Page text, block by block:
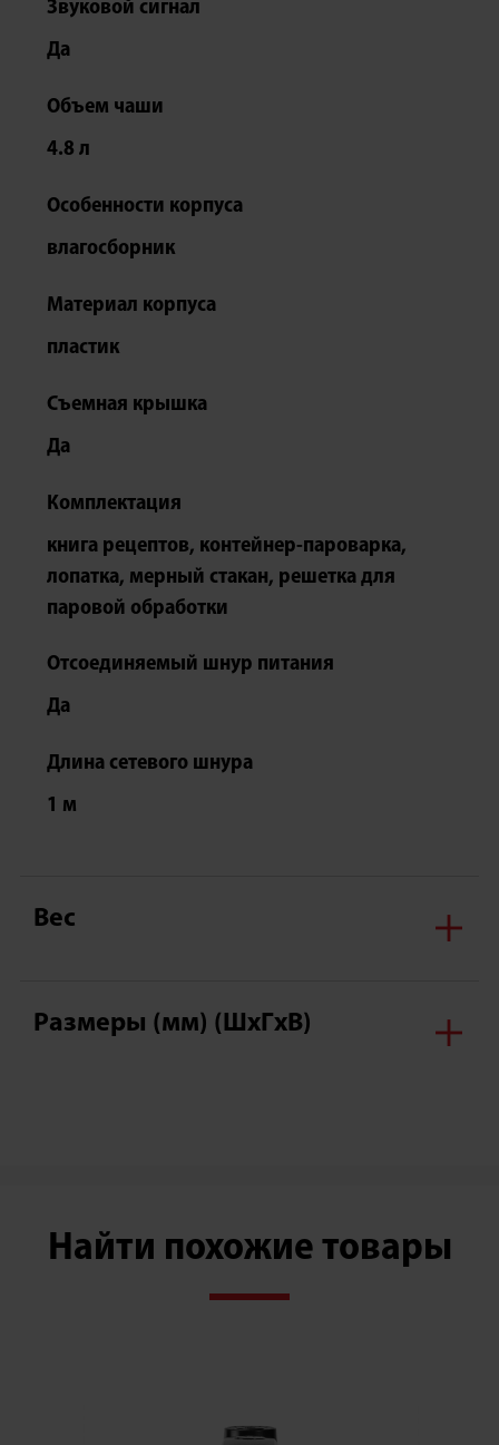
Звуковой сигнал
Да
Объем чаши
4.8 л
Особенности корпуса
влагосборник
Материал корпуса
пластик
Съемная крышка
Да
Комплектация
книга рецептов, контейнер-пароварка,
лопатка, мерный стакан, решетка для
паровой обработки
Отсоединяемый шнур питания
Да
Длина сетевого шнура
1 м
Вес
Размеры (мм) (ШxГxВ)
Найти похожие товары